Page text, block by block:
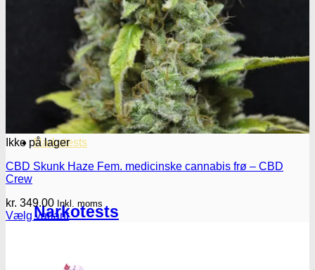
Oplev ALLe vores
brands lige her
Gå til brands
Narkotests
Narkotests
Ikke på lager
CBD Skunk Haze Fem. medicinske cannabis frø – CBD
Crew
kr. 349.00 Inkl. moms
Vælg variant